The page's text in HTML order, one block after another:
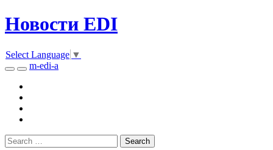
Новости EDI
Select Language ▼
m-edi-a